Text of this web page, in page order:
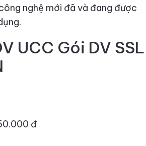
nghệ mới đã và đang được
UCC Gói DV SSL
đ